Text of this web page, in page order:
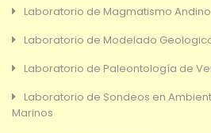
Laboratorio de Magmatismo Andino
Laboratorio de Modelado
Laboratorio de Paleontología de
Laboratorio de Sondeos en
Marinos